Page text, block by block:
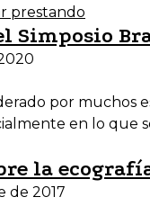
prestando
Simposio
por muchos
en lo que
la
de 2017